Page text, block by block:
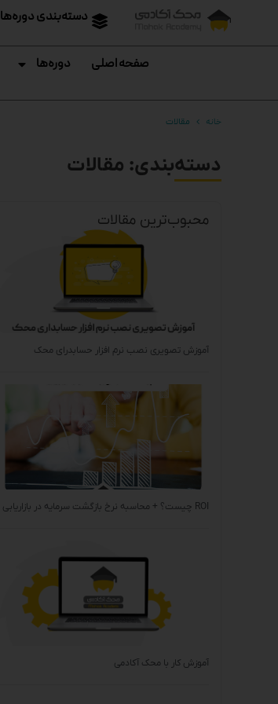
دسته‌بندی دوره‌ها
صفحه اصلی دوره‌ها
خانه مقالات
دسته‌بندی: مقالات
محبوب‌ترین مقالات
آموزش تصویری نصب نرم افزار حسابدرای محک
ROI چیست؟ + محاسبه نرخ بازگشت سرمایه در بازاریابی
آموزش کار با محک آکادمی